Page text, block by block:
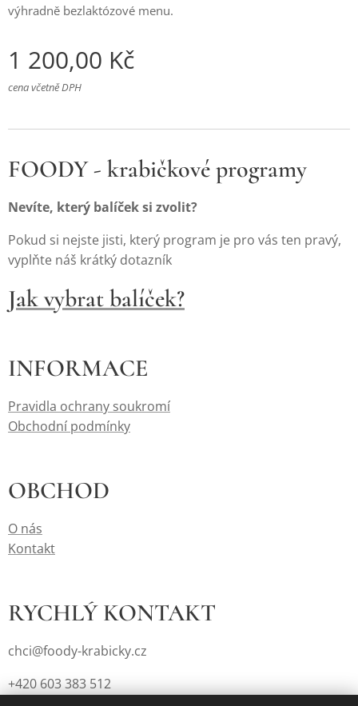
výhradně bezlaktózové menu.
1 200,00 Kč
cena včetně DPH
FOODY - krabičkové programy
Nevíte, který balíček si zvolit?
Pokud si nejste jisti, který program je pro vás ten pravý,
vyplňte náš krátký dotazník
Jak vybrat balíček?
INFORMACE
Pravidla ochrany soukromí
Obchodní podmínky
OBCHOD
O nás
Kontakt
RYCHLÝ KONTAKT
chci@foody-krabicky.cz
+420 603 383 512